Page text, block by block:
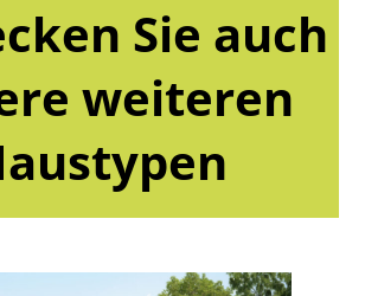
Sie auch
weiteren